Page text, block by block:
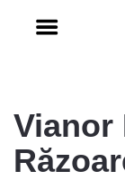
Vianor